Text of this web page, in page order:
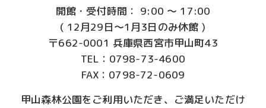
開館・受付時間： 9:00 ～ 17:00
( 12月29日～1月3日のみ休館 )
〒662-0001 兵庫県西宮市甲山町43
TEL：0798-73-4600
FAX：0798-72-0609
甲山森林公園をご利用いただき、ご満足いただけ